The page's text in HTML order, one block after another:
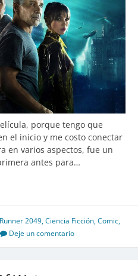
porque tengo que
el inicio y me costo conectar
en varios aspectos, fue un
antes para…
2049,Ciencia Ficción,Comic,
Deje un comentario